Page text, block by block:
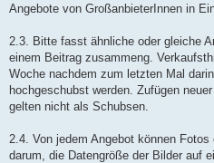
Angebote von GroßanbieterInnen in
2.3. Bitte fasst ähnliche oder gleiche
einem Beitrag zusammeng.
Woche nachdem zum letzten Mal
hochgeschubst werden. Zufügen
gelten nicht als Schubsen.
2.4. Von jedem Angebot können
darum, die Datengröße der Bilder auf